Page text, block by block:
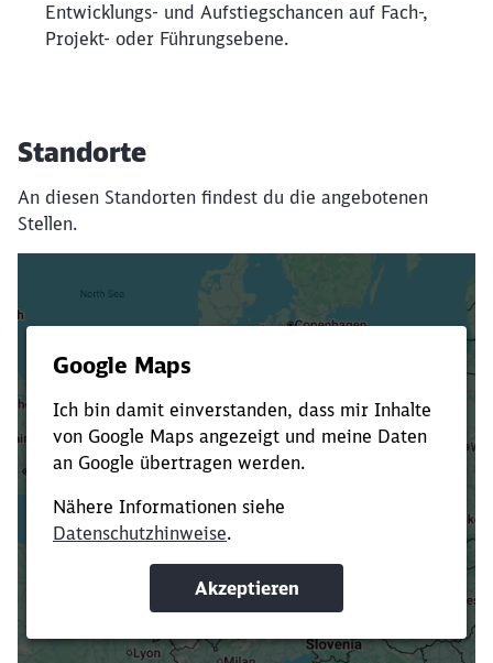
Entwicklungs- und Aufstiegschancen auf Fach-,
Projekt- oder Führungsebene.
Standorte
An diesen Standorten findest du die angebotenen
Stellen.
Verkürze die Ladezeit, indem du Suchbegriffe
oder Filter hinzufügst.
Suchbegriffe eingeben